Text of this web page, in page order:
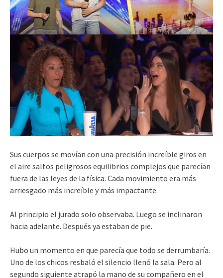
Sus cuerpos se movían con una precisión increíble giros en
el aire saltos peligrosos equilibrios complejos que parecían
fuera de las leyes de la física. Cada movimiento era más
arriesgado más increíble y más impactante.
Al principio el jurado solo observaba. Luego se inclinaron
hacia adelante. Después ya estaban de pie.
Hubo un momento en que parecía que todo se derrumbaría.
Uno de los chicos resbaló el silencio llenó la sala. Pero al
segundo siguiente atrapó la mano de su compañero en el